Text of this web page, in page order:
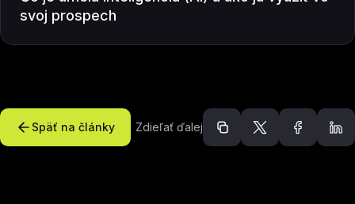
svoj prospech
Späť na články Zdieľať ďalej